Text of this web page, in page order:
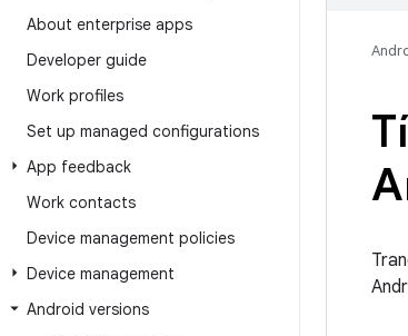
About enterprise apps
Developer guide
Work profiles
Set up managed configurations
App feedback
Work contacts
Device management policies
Device management
Android versions